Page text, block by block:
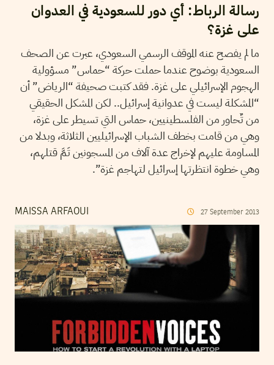
رسالة الرباط: أي دور للسعودية في العدوان
على غزة؟
ما لم يفصح عنه الموقف الرسمي السعودي، عبرت عن الصحف
السعودية بوضوح عندما حملت حركة “حماس” مسؤولية
الهجوم الإسرائيلي على غزة. فقد كتبت صحيفة “الرياض” أن
“المشكلة ليست في عدوانية إسرائيل.. لكن المشكل الحقيقي
من تٌحاور من الفلسطينيين، حماس التي تسيطر على غزة،
وهي من قامت بخطف الشباب الإسرائيليين الثلاثة، وبدلا من
المساومة عليهم لإخراج عدة آلاف من المسجونين تَمَّ قتلهم،
وهي خطوة انتظرتها إسرائيل لتهاجم غزة”.
MAISSA ARFAOUI 27 September 2013